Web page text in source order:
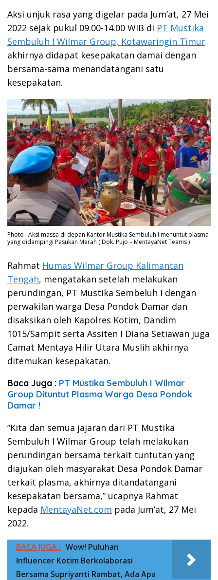
Aksi unjuk rasa yang digelar pada Jum’at, 27 Mei
2022 sejak pukul 09.00-14.00 WIB di PT Mustika
Sembuluh I Wilmar Group, Kotawaringin Timur
akhirnya didapat kesepakatan damai dengan
bersama-sama menandatangani satu
kesepakatan.
Photo : Aksi massa di depan Kantor Mustika Sembuluh I menuntut plasma
yang didampingi Pasukan Merah ( Dok. Pujo – MentayaNet Teams )
Rahmat Humas Wilmar Group Kalimantan
Tengah, mengatakan setelah melakukan
perundingan, PT Mustika Sembeluh I dengan
perwakilan warga Desa Pondok Damar dan
disaksikan oleh Kapolres Kotim, Dandim
1015/Sampit serta Assiten I Diana Setiawan juga
Camat Mentaya Hilir Utara Muslih akhirnya
ditemukan kesepakatan.
Baca Juga : PT Mustika Sembuluh I Wilmar
Group Dituntut Plasma Warga Desa Pondok
Damar !
“Kita dan semua jajaran dari PT Mustika
Sembuluh I Wilmar Group telah melakukan
perundingan bersama terkait tuntutan yang
diajukan oleh masyarakat Desa Pondok Damar
terkait plasma, akhirnya ditandatangani
kesepakatan bersama,” ucapnya Rahmat
kepada MentayaNet.com pada Jum’at, 27 Mei
2022.
BACA JUGA : Wow! Puluhan
Influencer Kotim Berkolaborasi
Bersama Supriyanti Rambat, Ada Apa